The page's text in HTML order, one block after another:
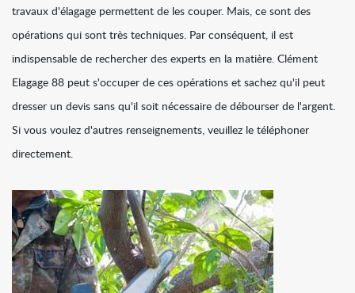
travaux d'élagage permettent de les couper. Mais, ce sont des
opérations qui sont très techniques. Par conséquent, il est
indispensable de rechercher des experts en la matière. Clément
Elagage 88 peut s'occuper de ces opérations et sachez qu'il peut
dresser un devis sans qu'il soit nécessaire de débourser de l'argent.
Si vous voulez d'autres renseignements, veuillez le téléphoner
directement.